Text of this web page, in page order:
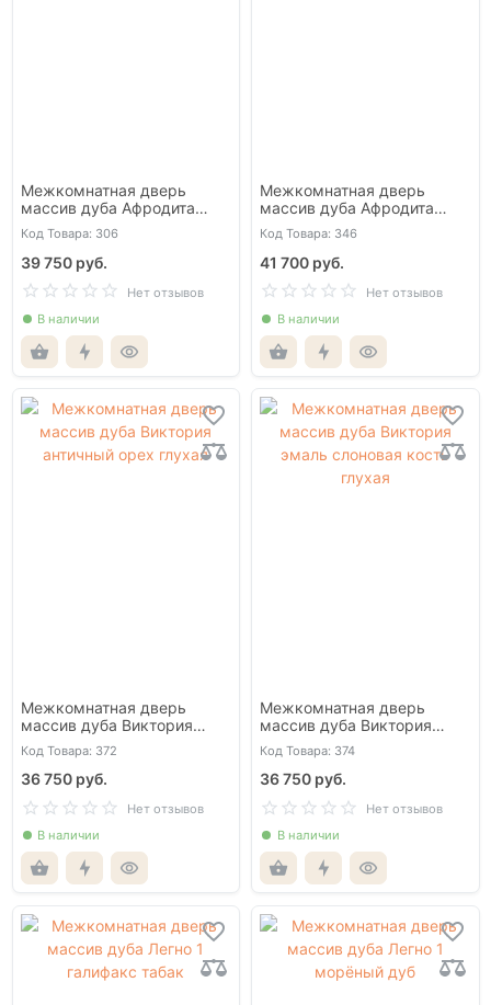
Межкомнатная дверь
массив дуба Афродита
античный орех глухая
Код Товара: 306
39 750 руб.
Нет отзывов
В наличии
Межкомнатная дверь
массив дуба Афродита
эмаль слоновая кость
глухая
Код Товара: 346
41 700 руб.
Нет отзывов
В наличии
Межкомнатная дверь
массив дуба Виктория
античный орех глухая
Код Товара: 372
36 750 руб.
Нет отзывов
В наличии
Межкомнатная дверь
массив дуба Виктория
эмаль слоновая кость
глухая
Код Товара: 374
36 750 руб.
Нет отзывов
В наличии